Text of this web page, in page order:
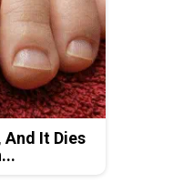
And It Dies